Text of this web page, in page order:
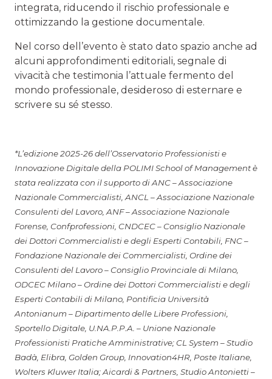
integrata, riducendo il rischio professionale e
ottimizzando la gestione documentale.
Nel corso dell’evento è stato dato spazio anche ad
alcuni approfondimenti editoriali, segnale di
vivacità che testimonia l’attuale fermento del
mondo professionale, desideroso di esternare e
scrivere su sé stesso.
*L’edizione 2025-26 dell’Osservatorio Professionisti e
Innovazione Digitale della POLIMI School of Management è
stata realizzata con il supporto di ANC – Associazione
Nazionale Commercialisti, ANCL – Associazione Nazionale
Consulenti del Lavoro, ANF – Associazione Nazionale
Forense, Confprofessioni, CNDCEC – Consiglio Nazionale
dei Dottori Commercialisti e degli Esperti Contabili, FNC –
Fondazione Nazionale dei Commercialisti, Ordine dei
Consulenti del Lavoro – Consiglio Provinciale di Milano,
ODCEC Milano – Ordine dei Dottori Commercialisti e degli
Esperti Contabili di Milano, Pontificia Università
Antonianum – Dipartimento delle Libere Professioni,
Sportello Digitale, U.NA.P.P.A. – Unione Nazionale
Professionisti Pratiche Amministrative; CL System – Studio
Badà, Elibra, Golden Group, Innovation4HR, Poste Italiane,
Wolters Kluwer Italia; Aicardi & Partners, Studio Antonietti –